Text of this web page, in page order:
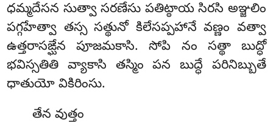
ధమ్మదేసన సుత్వా సరణేసు పతిట్ఠాయ సిరసి అఞ్జలిం
పగ్గహేత్వా తస్స సత్థునో కిలేసప్పహానే వణ్ణం వత్వా
ఉత్తరాసఙ్ఘేన పూజమకాసి. సోపి నం సత్థా బుద్ధో
భవిస్సతితి వ్యాకాసి తస్మిం పన బుద్ధే పరినిబ్బుతే
ధాతుయో వికిరింసు.
తేన వుత్తం